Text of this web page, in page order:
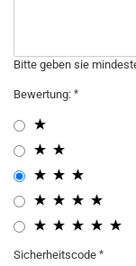
Bitte geben sie
Bewertung:
Sicherheitscode